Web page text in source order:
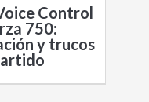
Control
750:
y trucos